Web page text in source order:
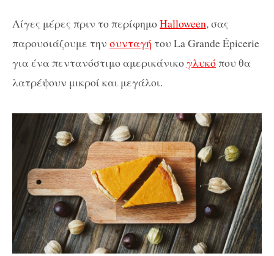
Λίγες μέρες πριν το περίφημοHalloween, σας
παρουσιάζουμε την συνταγή του La Grande Épicerie
για ένα πεντανόστιμο αμερικάνικογλυκόπου θα
λατρέψουν μικροί και μεγάλοι.